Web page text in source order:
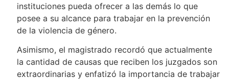
instituciones pueda ofrecer a las demás lo que
posee a su alcance para trabajar en la prevención
de la violencia de género.
Asimismo, el magistrado recordó que actualmente
la cantidad de causas que reciben los juzgados son
extraordinarias y enfatizó la importancia de trabajar